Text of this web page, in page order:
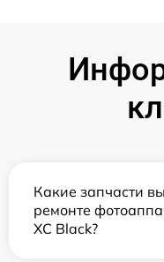
Какие запчасти
ремонте
XC Black?